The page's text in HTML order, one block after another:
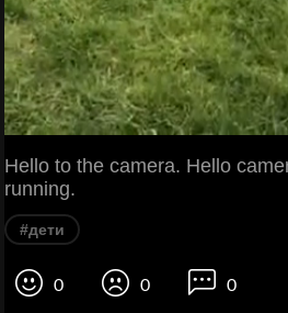
Hello to the camera. Hello
running.
#дети
0 0 0